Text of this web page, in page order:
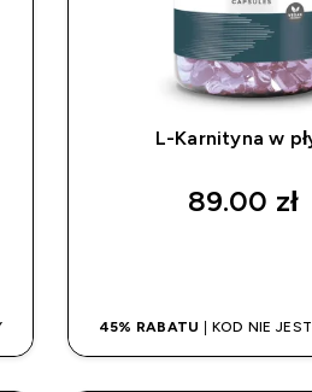
L-Karnityna w
89.00 zł‎
45% RABATU | KOD NIE